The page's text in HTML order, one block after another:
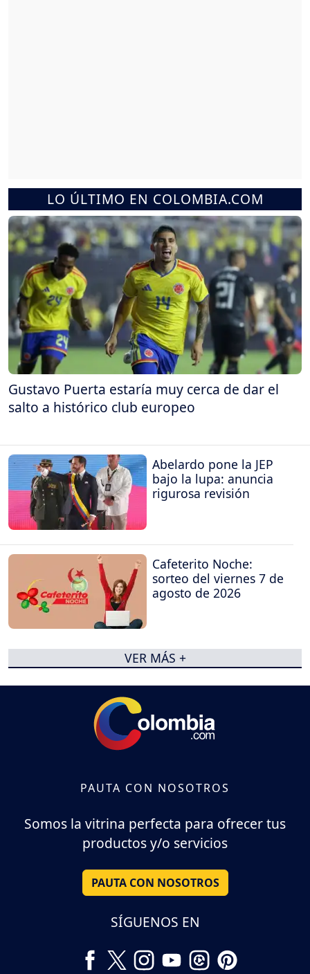
LO ÚLTIMO EN COLOMBIA.COM
Gustavo Puerta estaría muy cerca de dar el
salto a histórico club europeo
Abelardo pone la JEP
bajo la lupa: anuncia
rigurosa revisión
Cafeterito Noche:
sorteo del viernes 7 de
agosto de 2026
VER MÁS +
PAUTA CON NOSOTROS
Somos la vitrina perfecta para ofrecer tus
productos y/o servicios
PAUTA CON NOSOTROS
SÍGUENOS EN